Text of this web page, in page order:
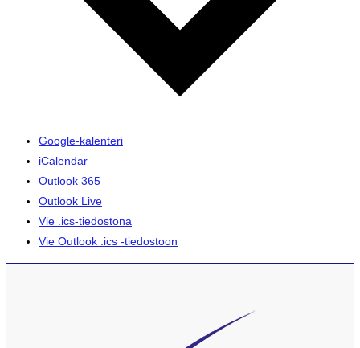
Google-kalenteri
iCalendar
Outlook 365
Outlook Live
Vie .ics-tiedostona
Vie Outlook .ics -tiedostoon